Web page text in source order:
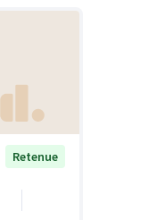
Retenue